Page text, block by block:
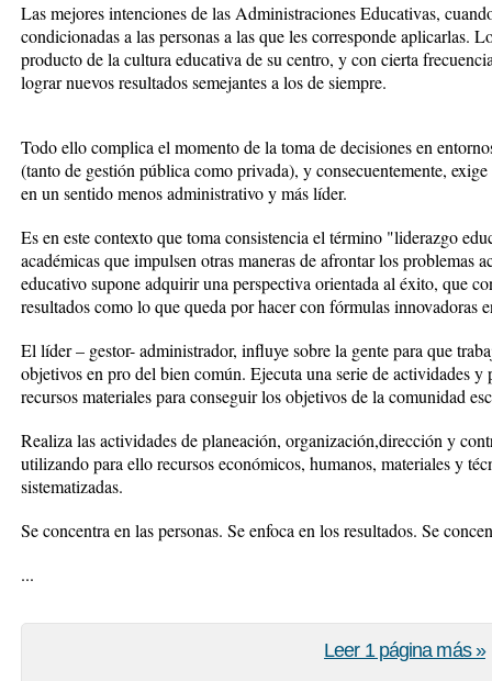
Las mejores intenciones de las Administraciones Educativas,
condicionadas a las personas a las que les corresponde aplicarlas.
producto de la cultura educativa de su centro, y con cierta
lograr nuevos resultados semejantes a los de siempre.
Todo ello complica el momento de la toma de decisiones en
(tanto de gestión pública como privada), y consecuentemente,
en un sentido menos administrativo y más líder.
Es en este contexto que toma consistencia el término "liderazgo
académicas que impulsen otras maneras de afrontar los problemas
educativo supone adquirir una perspectiva orientada al éxito, que
resultados como lo que queda por hacer con fórmulas innovadoras
El líder – gestor- administrador, influye sobre la gente para que
objetivos en pro del bien común. Ejecuta una serie de actividades y
recursos materiales para conseguir los objetivos de la comunidad
Realiza las actividades de planeación, organización,dirección y
utilizando para ello recursos económicos, humanos, materiales y
sistematizadas.
Se concentra en las personas. Se enfoca en los resultados. Se
...
Leer 1 página más »